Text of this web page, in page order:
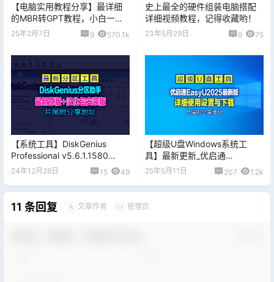
【电脑实用教程分享】最详细
的MBR转GPT教程，小白一定
要看的视频教程
25年2月7日 9 570.1k
史上最全的硬件组装电脑搭配
详细视频教程，记得收藏哟！
23年5月29日 9 75
【系统工具】DiskGenius
Professional v5.6.1.1580
Multilingual 多语言完整版（专
24年12月28日 15 49
【超级U盘Windows系统工
具】最新更新_优启通
EasyU_3.7.2025.0326_VIP
版，片尾附下载地址
25年5月11日 207 1.2k
11 条回复 A 文章作者 M 管理员